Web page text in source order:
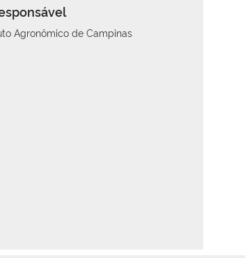
Agronômico de Campinas